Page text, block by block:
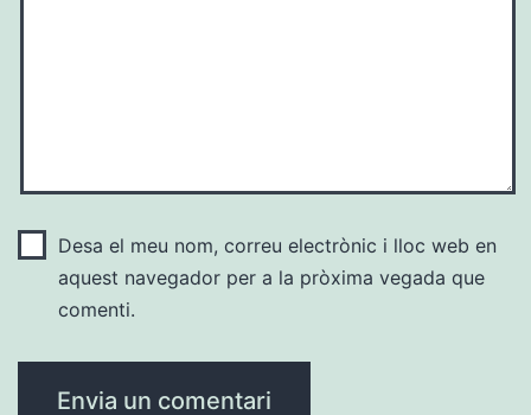
Desa el meu nom, correu electrònic i lloc web en
aquest navegador per a la pròxima vegada que
comenti.